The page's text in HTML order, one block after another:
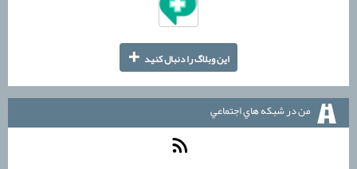
اين وبلاگ را دنبال كنيد +
من در شبكه هاي اجتماعي